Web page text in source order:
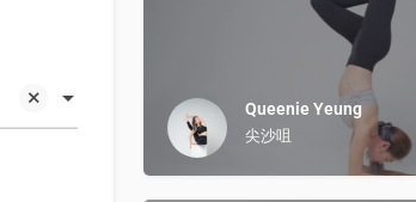
Queenie Yeung
尖沙咀